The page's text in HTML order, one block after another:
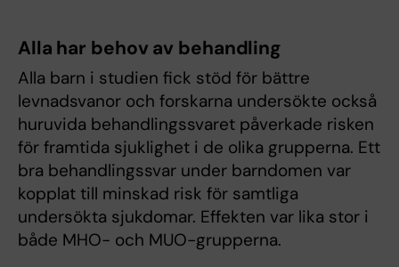
Alla har behov av behandling
Alla barn i studien fick stöd för bättre
levnadsvanor och forskarna undersökte också
huruvida behandlingssvaret påverkade risken
för framtida sjuklighet i de olika grupperna. Ett
bra behandlingssvar under barndomen var
kopplat till minskad risk för samtliga
undersökta sjukdomar. Effekten var lika stor i
både MHO- och MUO-grupperna.